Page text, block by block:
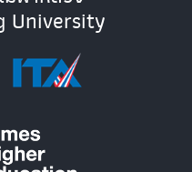
University